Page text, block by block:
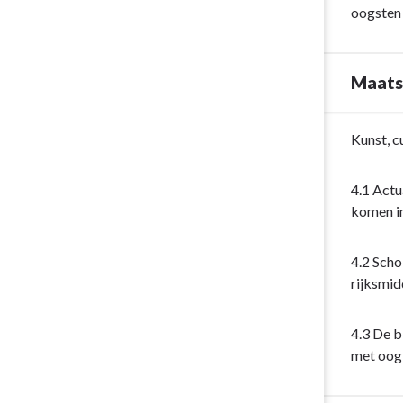
Cultuur
heeft
Terug
navigatie
Kunst,
4.1
komen
4.2
4.3 De
met